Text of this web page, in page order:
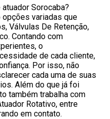
Sorocaba?
variadas que
Válvulas De Retenção,
Contando com
o
de cada cliente,
Por isso, não
cada uma de suas
Além do que já foi
também trabalha com
Rotativo, entre
em contato.